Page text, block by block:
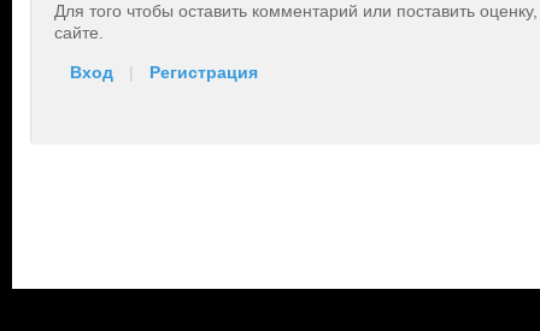
Для того чтобы оставить комментарий или поставить
сайте.
Вход | Регистрация